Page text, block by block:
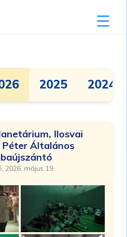
2025 2024
Ilosvai
Péter Általános
2026. május 19.